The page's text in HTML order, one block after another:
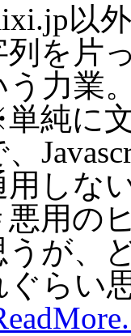
以
列を片
う力業
純に
、
用しな
悪用の
うが、
ぐらい